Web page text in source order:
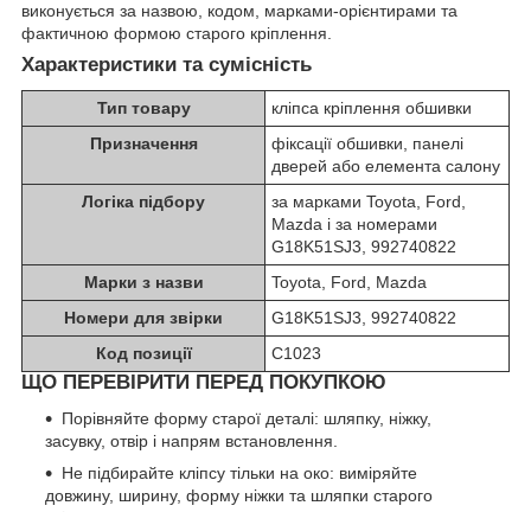
виконується за назвою, кодом, марками-орієнтирами та
фактичною формою старого кріплення.
Характеристики та сумісність
Тип товару
кліпса кріплення обшивки
Призначення
фіксації обшивки, панелі
дверей або елемента салону
Логіка підбору
за марками Toyota, Ford,
Mazda і за номерами
G18K51SJ3, 992740822
Марки з назви
Toyota, Ford, Mazda
Номери для звірки
G18K51SJ3, 992740822
Код позиції
C1023
ЩО ПЕРЕВІРИТИ ПЕРЕД ПОКУПКОЮ
Порівняйте форму старої деталі: шляпку, ніжку,
засувку, отвір і напрям встановлення.
Не підбирайте кліпсу тільки на око: виміряйте
довжину, ширину, форму ніжки та шляпки старого